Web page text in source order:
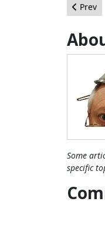
Prev
Some
specific